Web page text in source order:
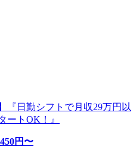
『日勤シフトで月収29万円以
ートOK！』
円〜